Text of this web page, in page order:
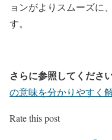
ョンがよりスムーズに
す。
さらに参照してくださ
の意味を分かりやすく
Rate this post